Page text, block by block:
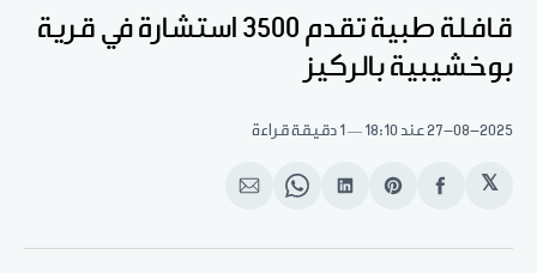
قافلة طبية تقدم 3500 استشارة في قرية
بوخشيبية بالركيز
27-08-2025عند 18:10 1 دقيقة قراءة
𝕏
انشر
الفيسبوك
Share
Pinterest
انشر
لينكد
Share
WhatsApp
انشر
الإيميل